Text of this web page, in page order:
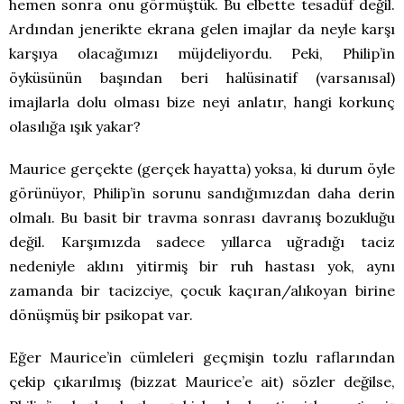
hemen sonra onu görmüştük. Bu elbette tesadüf değil.
Ardından jenerikte ekrana gelen imajlar da neyle karşı
karşıya olacağımızı müjdeliyordu. Peki, Philip’in
öyküsünün başından beri halüsinatif (varsanısal)
imajlarla dolu olması bize neyi anlatır, hangi korkunç
olasılığa ışık yakar?
Maurice gerçekte (gerçek hayatta) yoksa, ki durum öyle
görünüyor, Philip’in sorunu sandığımızdan daha derin
olmalı. Bu basit bir travma sonrası davranış bozukluğu
değil. Karşımızda sadece yıllarca uğradığı taciz
nedeniyle aklını yitirmiş bir ruh hastası yok, aynı
zamanda bir tacizciye, çocuk kaçıran/alıkoyan birine
dönüşmüş bir psikopat var.
Eğer Maurice’in cümleleri geçmişin tozlu raflarından
çekip çıkarılmış (bizzat Maurice’e ait) sözler değilse,